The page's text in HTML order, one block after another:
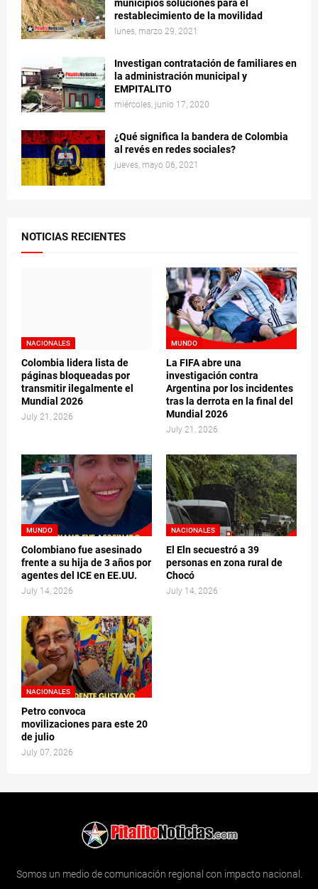
municipios soluciones para el
restablecimiento de la movilidad
lunes, marzo 29, 2021
Investigan contratación de familiares en
la administración municipal y
EMPITALITO
miércoles, junio 17, 2020
¿Qué significa la bandera de Colombia
al revés en redes sociales?
jueves, mayo 06, 2021
NOTICIAS RECIENTES
NACIONALES
Colombia lidera lista de
páginas bloqueadas por
transmitir ilegalmente el
Mundial 2026
July 21, 2026
MUNDO
La FIFA abre una
investigación contra
Argentina por los incidentes
tras la derrota en la final del
Mundial 2026
July 21, 2026
MUNDO
Colombiano fue asesinado
frente a su hija de 3 años por
agentes del ICE en EE.UU.
July 14, 2026
NACIONALES
El Eln secuestró a 39
personas en zona rural de
Chocó
July 14, 2026
NACIONALES
Petro convoca
movilizaciones para este 20
de julio
July 07, 2026
Somos un medio de comunicación regional con impacto nacional.